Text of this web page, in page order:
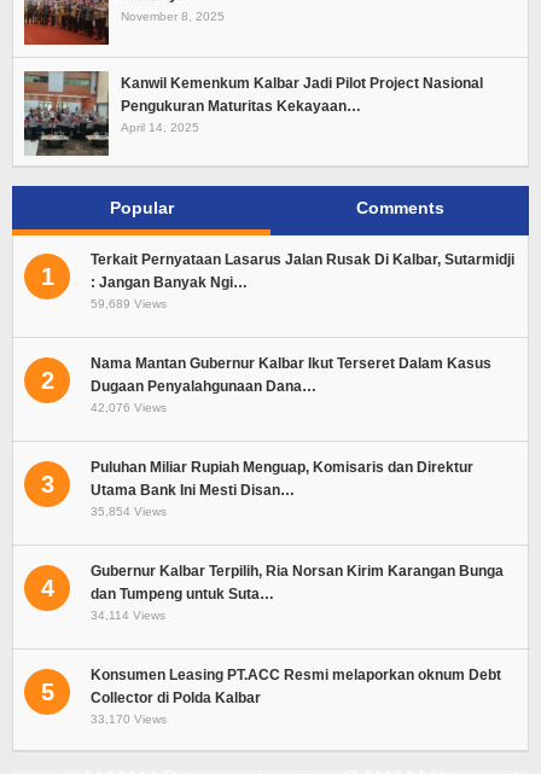
November 8, 2025
Kanwil Kemenkum Kalbar Jadi Pilot Project Nasional
Pengukuran Maturitas Kekayaan…
April 14, 2025
Popular Comments
1
Terkait Pernyataan Lasarus Jalan Rusak Di Kalbar, Sutarmidji
: Jangan Banyak Ngi…
59,689 Views
2
Nama Mantan Gubernur Kalbar Ikut Terseret Dalam Kasus
Dugaan Penyalahgunaan Dana…
42,076 Views
3
Puluhan Miliar Rupiah Menguap, Komisaris dan Direktur
Utama Bank Ini Mesti Disan…
35,854 Views
4
Gubernur Kalbar Terpilih, Ria Norsan Kirim Karangan Bunga
dan Tumpeng untuk Suta…
34,114 Views
5
Konsumen Leasing PT.ACC Resmi melaporkan oknum Debt
Collector di Polda Kalbar
33,170 Views